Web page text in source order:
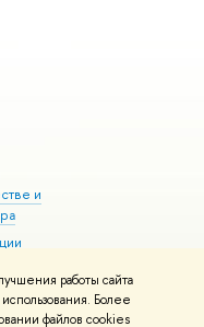
работы сайта
Более
файлов cookies
и